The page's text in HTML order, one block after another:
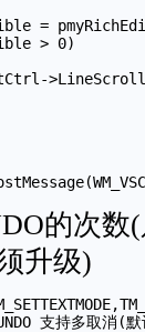
=
> 0)
的次数
升级)
支持多取消(